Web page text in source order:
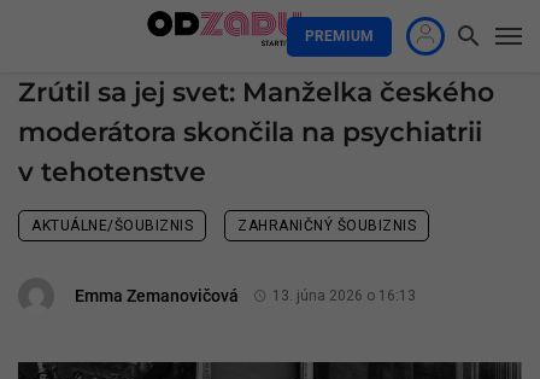
PREMIUM
Zrútil sa jej svet: Manželka českého
moderátora skončila na psychiatrii
v tehotenstve
AKTUÁLNE/ŠOUBIZNIS ZAHRANIČNÝ ŠOUBIZNIS
Emma Zemanovičová 13. júna 2026 o 16:13